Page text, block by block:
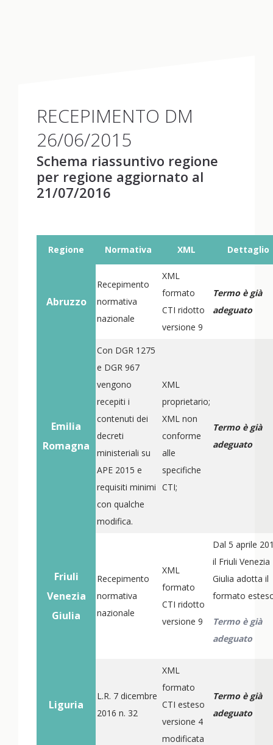
RECEPIMENTO DM
26/06/2015
Schema riassuntivo regione
per regione aggiornato al
21/07/2016
Regione Normativa XML Dettaglio
Abruzzo
Recepimento
normativa
nazionale
XML
formato
CTI ridotto
versione 9
Termo è già
adeguato
Emilia
Romagna
Con DGR 1275
e DGR 967
vengono
recepiti i
contenuti dei
decreti
ministeriali su
APE 2015 e
requisiti minimi
con qualche
modifica.
XML
proprietario;
XML non
conforme
alle
specifiche
CTI;
Termo è già
adeguato
Friuli
Venezia
Giulia
Recepimento
normativa
nazionale
XML
formato
CTI ridotto
versione 9
Dal 5 aprile
il Friuli Venezia
Giulia adotta il
formato
Termo è già
adeguato
Liguria
L.R. 7 dicembre
2016 n. 32
XML
formato
CTI esteso
versione 4
modificata
Termo è già
adeguato